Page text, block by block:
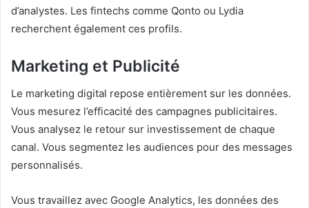
d’analystes. Les fintechs comme Qonto ou Lydia
recherchent également ces profils.
Marketing et Publicité
Le marketing digital repose entièrement sur les données.
Vous mesurez l’efficacité des campagnes publicitaires.
Vous analysez le retour sur investissement de chaque
canal. Vous segmentez les audiences pour des messages
personnalisés.
Vous travaillez avec Google Analytics, les données des